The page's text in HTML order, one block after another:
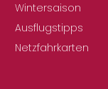
Wintersaison
Ausflugstipps
Netzfahrkarten